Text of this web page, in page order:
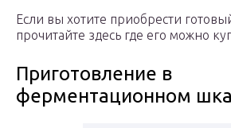
Если вы хотите приобрести
прочитайте здесь где его можно
Приготовление в
ферментационном